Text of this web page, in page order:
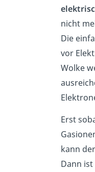
nicht
Die
vor
Wolke
Erst
kann
Dann